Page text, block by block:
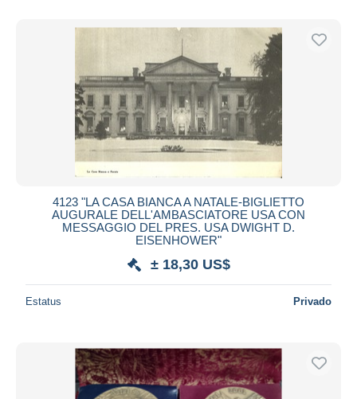
Sólo con descuento
PayPal
Transferencia bancaria
Visa
Mastercard
iDeal
Maestro
Mundo entero
4123 "LA CASA BIANCA A NATALE-BIGLIETTO
AUGURALE DELL'AMBASCIATORE USA CON
MESSAGGIO DEL PRES. USA DWIGHT D.
EISENHOWER"
± 18,30 US$
Estatus Privado